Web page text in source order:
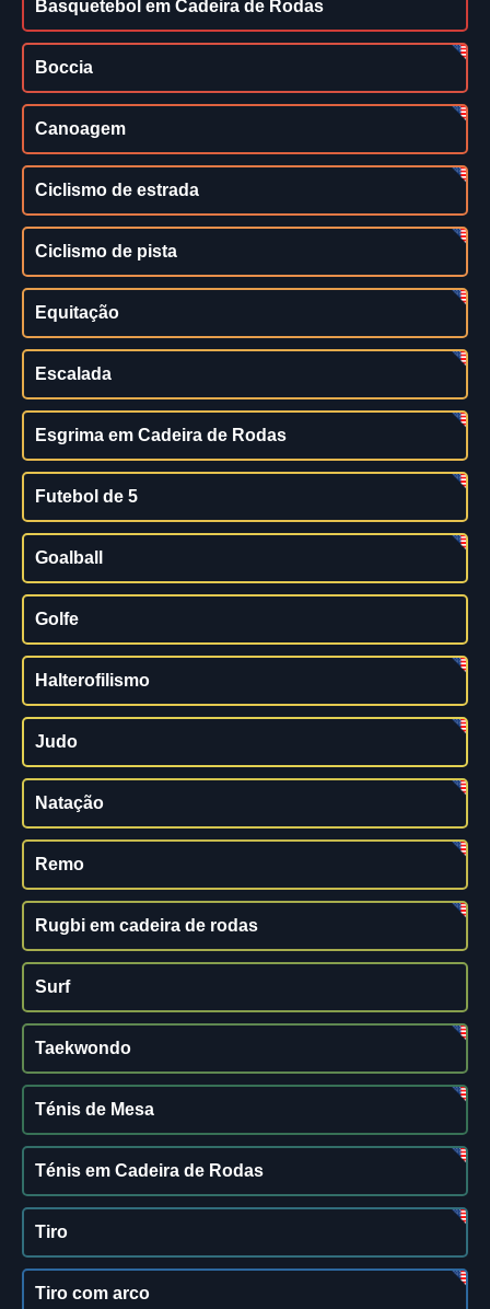
Basquetebol em Cadeira de Rodas
Boccia
Canoagem
Ciclismo de estrada
Ciclismo de pista
Equitação
Escalada
Esgrima em Cadeira de Rodas
Futebol de 5
Goalball
Golfe
Halterofilismo
Judo
Natação
Remo
Rugbi em cadeira de rodas
Surf
Taekwondo
Ténis de Mesa
Ténis em Cadeira de Rodas
Tiro
Tiro com arco